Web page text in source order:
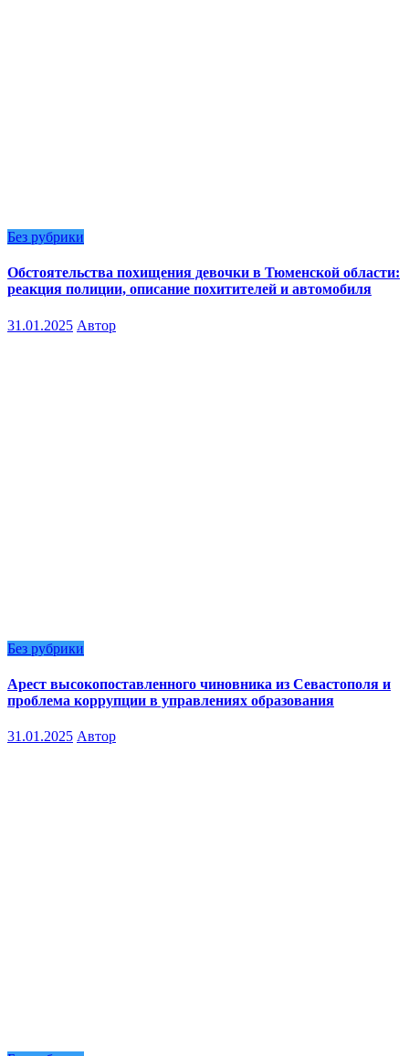
Без рубрики
Обстоятельства похищения девочки в Тюменской области:
реакция полиции, описание похитителей и автомобиля
31.01.2025 Автор
Без рубрики
Арест высокопоставленного чиновника из Севастополя и
проблема коррупции в управлениях образования
31.01.2025 Автор